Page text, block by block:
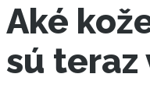
Aké
sú teraz